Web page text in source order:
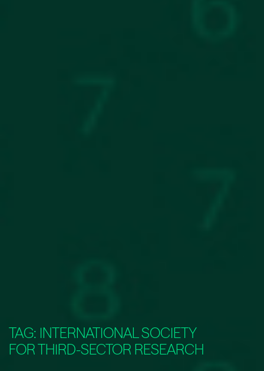
TAG: INTERNATIONAL SOCIETY
FOR THIRD-SECTOR RESEARCH